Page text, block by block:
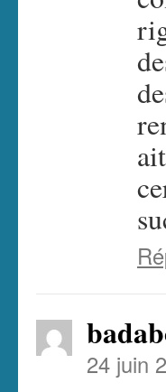
24 juin